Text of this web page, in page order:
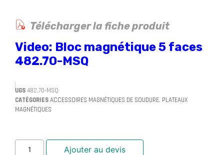
Télécharger la fiche produit
Video: Bloc magnétique 5 faces
482.70-MSQ
UGS482.70-MSQ
CATÉGORIESACCESSOIRES MAGNÉTIQUES DE SOUDURE, PLATEAUX
MAGNÉTIQUES
Ajouter au devis